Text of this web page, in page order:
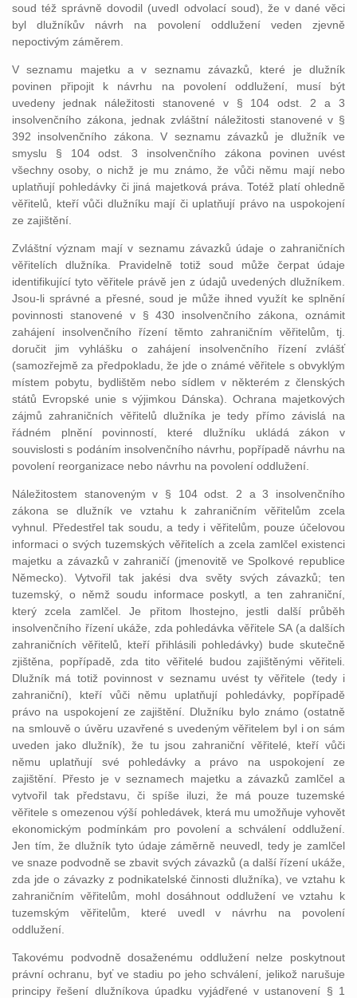
soud též správně dovodil (uvedl odvolací soud), že v dané věci
byl dlužníkův návrh na povolení oddlužení veden zjevně
nepoctivým záměrem.
V seznamu majetku a v seznamu závazků, které je dlužník
povinen připojit k návrhu na povolení oddlužení, musí být
uvedeny jednak náležitosti stanovené v § 104 odst. 2 a 3
insolvenčního zákona, jednak zvláštní náležitosti stanovené v §
392 insolvenčního zákona. V seznamu závazků je dlužník ve
smyslu § 104 odst. 3 insolvenčního zákona povinen uvést
všechny osoby, o nichž je mu známo, že vůči němu mají nebo
uplatňují pohledávky či jiná majetková práva. Totéž platí ohledně
věřitelů, kteří vůči dlužníku mají či uplatňují právo na uspokojení
ze zajištění.
Zvláštní význam mají v seznamu závazků údaje o zahraničních
věřitelích dlužníka. Pravidelně totiž soud může čerpat údaje
identifikující tyto věřitele právě jen z údajů uvedených dlužníkem.
Jsou-li správné a přesné, soud je může ihned využít ke splnění
povinnosti stanovené v § 430 insolvenčního zákona, oznámit
zahájení insolvenčního řízení těmto zahraničním věřitelům, tj.
doručit jim vyhlášku o zahájení insolvenčního řízení zvlášť
(samozřejmě za předpokladu, že jde o známé věřitele s obvyklým
místem pobytu, bydlištěm nebo sídlem v některém z členských
států Evropské unie s výjimkou Dánska). Ochrana majetkových
zájmů zahraničních věřitelů dlužníka je tedy přímo závislá na
řádném plnění povinností, které dlužníku ukládá zákon v
souvislosti s podáním insolvenčního návrhu, popřípadě návrhu na
povolení reorganizace nebo návrhu na povolení oddlužení.
Náležitostem stanoveným v § 104 odst. 2 a 3 insolvenčního
zákona se dlužník ve vztahu k zahraničním věřitelům zcela
vyhnul. Předestřel tak soudu, a tedy i věřitelům, pouze účelovou
informaci o svých tuzemských věřitelích a zcela zamlčel existenci
majetku a závazků v zahraničí (jmenovitě ve Spolkové republice
Německo). Vytvořil tak jakési dva světy svých závazků; ten
tuzemský, o němž soudu informace poskytl, a ten zahraniční,
který zcela zamlčel. Je přitom lhostejno, jestli další průběh
insolvenčního řízení ukáže, zda pohledávka věřitele SA (a dalších
zahraničních věřitelů, kteří přihlásili pohledávky) bude skutečně
zjištěna, popřípadě, zda tito věřitelé budou zajištěnými věřiteli.
Dlužník má totiž povinnost v seznamu uvést ty věřitele (tedy i
zahraniční), kteří vůči němu uplatňují pohledávky, popřípadě
právo na uspokojení ze zajištění. Dlužníku bylo známo (ostatně
na smlouvě o úvěru uzavřené s uvedeným věřitelem byl i on sám
uveden jako dlužník), že tu jsou zahraniční věřitelé, kteří vůči
němu uplatňují své pohledávky a právo na uspokojení ze
zajištění. Přesto je v seznamech majetku a závazků zamlčel a
vytvořil tak představu, či spíše iluzi, že má pouze tuzemské
věřitele s omezenou výší pohledávek, která mu umožňuje vyhovět
ekonomickým podmínkám pro povolení a schválení oddlužení.
Jen tím, že dlužník tyto údaje záměrně neuvedl, tedy je zamlčel
ve snaze podvodně se zbavit svých závazků (a další řízení ukáže,
zda jde o závazky z podnikatelské činnosti dlužníka), ve vztahu k
zahraničním věřitelům, mohl dosáhnout oddlužení ve vztahu k
tuzemským věřitelům, které uvedl v návrhu na povolení
oddlužení.
Takovému podvodně dosaženému oddlužení nelze poskytnout
právní ochranu, byť ve stadiu po jeho schválení, jelikož narušuje
principy řešení dlužníkova úpadku vyjádřené v ustanovení § 1